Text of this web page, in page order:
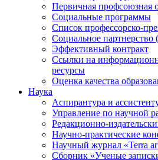
Первичная профсоюзная
Социальные программы
Список профессорско-
Социальное партнерство
Эффективный контракт
Ссылки на
ресурсы
Оценка качества
Наука
Аспирантура и
Управление по научной
Редакционно-
Научно-практические
Научный журнал «Terra
Сборник «Ученые